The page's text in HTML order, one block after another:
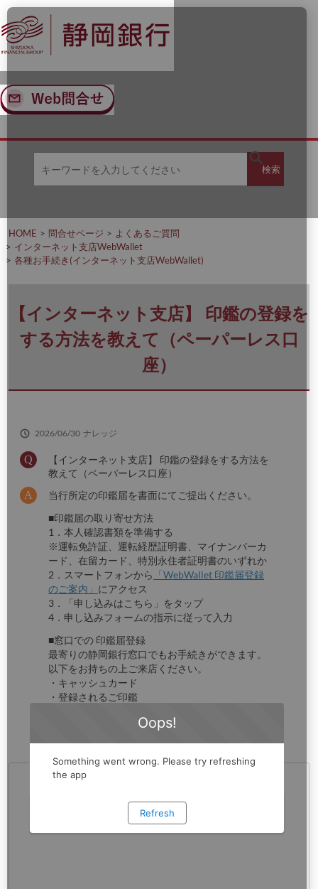
ナ
ビ
ゲ
ー
ン
へ
ス
メ
イ
ン
コ
ン
ツ
へ
ー
ワ
入
力
し
だ
さ
い
検索
検
HOME 問合せページ
よくあるご質問
インターネット支店WebWallet
各種お手続き(インターネット支店WebWallet)
【インターネット支店】 印鑑の登録を
する方法を教えて（ペーパーレス口
座）
2026/06/30 ナレッジ
【インターネット支店】 印鑑の登録をする方法を
教えて（ペーパーレス口座）
当行所定の印鑑届を書面にてご提出ください。
■印鑑届の取り寄せ方法
1．本人確認書類を準備する
※運転免許証、運転経歴証明書、マイナンバーカ
ード、在留カード、特別永住者証明書のいずれか
2．スマートフォンから 「WebWallet 印鑑届登録
のご案内」 にアクセス
3．「申し込みはこちら」をタップ
4．申し込みフォームの指示に従って入力
■窓口での 印鑑届登録
最寄りの静岡銀行窓口でもお手続きができます。
以下をお持ちの上ご来店ください。
・キャッシュカード
・登録されるご印鑑